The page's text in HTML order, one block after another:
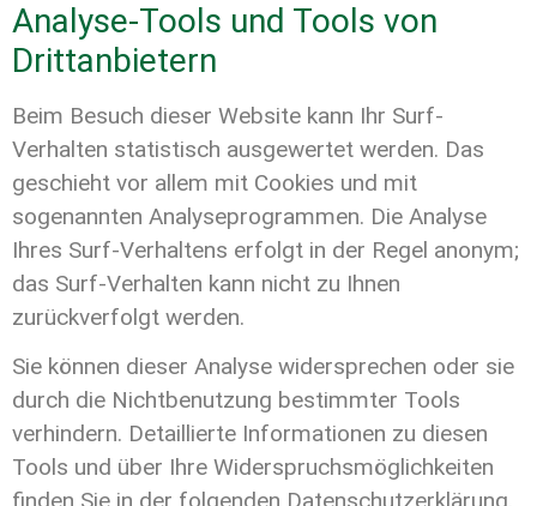
Analyse-Tools und Tools von
Drittanbietern
Beim Besuch dieser Website kann Ihr Surf-
Verhalten statistisch ausgewertet werden. Das
geschieht vor allem mit Cookies und mit
sogenannten Analyseprogrammen. Die Analyse
Ihres Surf-Verhaltens erfolgt in der Regel anonym;
das Surf-Verhalten kann nicht zu Ihnen
zurückverfolgt werden.
Sie können dieser Analyse widersprechen oder sie
durch die Nichtbenutzung bestimmter Tools
verhindern. Detaillierte Informationen zu diesen
Tools und über Ihre Widerspruchsmöglichkeiten